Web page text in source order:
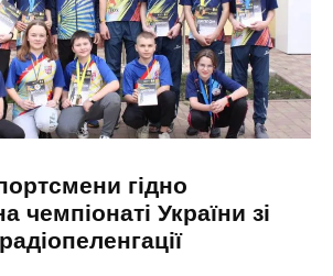
гідно
чемпіонаті України зі